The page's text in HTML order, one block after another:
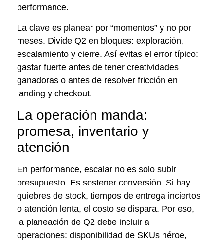
performance.
La clave es planear por “momentos” y no por
meses. Divide Q2 en bloques: exploración,
escalamiento y cierre. Así evitas el error típico:
gastar fuerte antes de tener creatividades
ganadoras o antes de resolver fricción en
landing y checkout.
La operación manda:
promesa, inventario y
atención
En performance, escalar no es solo subir
presupuesto. Es sostener conversión. Si hay
quiebres de stock, tiempos de entrega inciertos
o atención lenta, el costo se dispara. Por eso,
la planeación de Q2 debe incluir a
operaciones: disponibilidad de SKUs héroe,